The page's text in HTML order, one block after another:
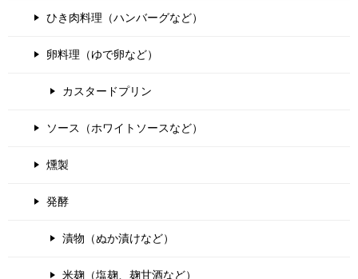
ひき肉料理（ハンバーグなど）
卵料理（ゆで卵など）
カスタードプリン
ソース（ホワイトソースなど）
燻製
発酵
漬物（ぬか漬けなど）
米麹（塩麹、麹甘酒など）